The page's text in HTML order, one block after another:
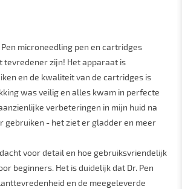
Pen microneedling pen en cartridges
tevredener zijn! Het apparaat is
en de kwaliteit van de cartridges is
was veilig en alles kwam in perfecte
verbeteringen in mijn huid na
gebruiken - het ziet er gladder en meer
voor detail en hoe gebruiksvriendelijk
beginners. Het is duidelijk dat Dr. Pen
en de meegeleverde